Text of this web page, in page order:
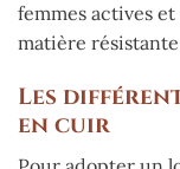
femmes actives
matière
Les
en cuir